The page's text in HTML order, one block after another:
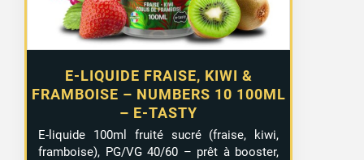
E-LIQUIDE FRAISE, KIWI &
FRAMBOISE – NUMBERS 10 100ML
– E-TASTY
E-liquide 100ml fruité sucré (fraise, kiwi,
framboise), PG/VG 40/60 – prêt à booster,